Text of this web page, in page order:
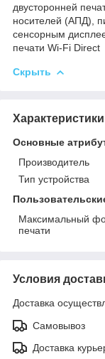
двусторонней
носителей (АПД),
сенсорным
печати Wi-Fi Direct
Скрыть
Характеристики
Основные
Производитель
Тип устройства
Максимальный
печати
Условия
Доставка
Самовывоз
Доставка